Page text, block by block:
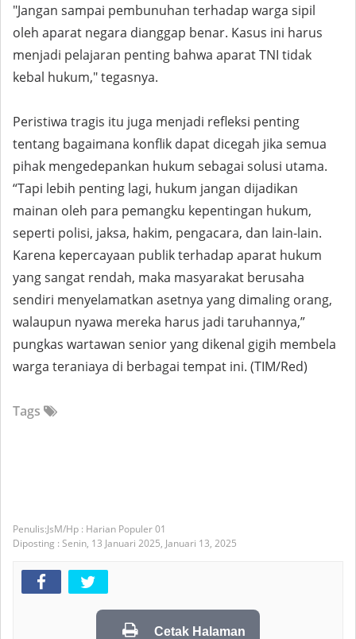
"Jangan sampai pembunuhan terhadap warga sipil
oleh aparat negara dianggap benar. Kasus ini harus
menjadi pelajaran penting bahwa aparat TNI tidak
kebal hukum," tegasnya.
Peristiwa tragis itu juga menjadi refleksi penting
tentang bagaimana konflik dapat dicegah jika semua
pihak mengedepankan hukum sebagai solusi utama.
“Tapi lebih penting lagi, hukum jangan dijadikan
mainan oleh para pemangku kepentingan hukum,
seperti polisi, jaksa, hakim, pengacara, dan lain-lain.
Karena kepercayaan publik terhadap aparat hukum
yang sangat rendah, maka masyarakat berusaha
sendiri menyelamatkan asetnya yang dimaling orang,
walaupun nyawa mereka harus jadi taruhannya,”
pungkas wartawan senior yang dikenal gigih membela
warga teraniaya di berbagai tempat ini. (TIM/Red)
Tags
JsM/Hp : Harian Populer 01
Diposting : Senin, 13 Januari 2025, Januari 13, 2025
Cetak Halaman